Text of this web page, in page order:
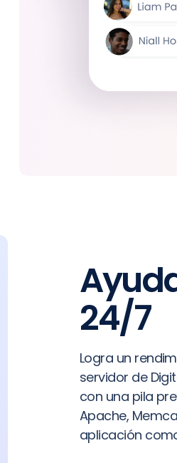
24/7
Logra un
servidor de
con una pila
Apache,
aplicación